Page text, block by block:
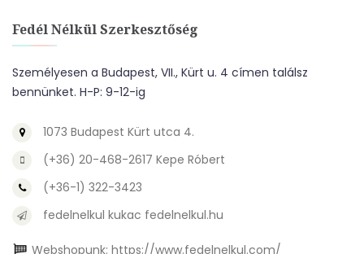
Fedél Nélkül Szerkesztőség
Személyesen a Budapest, VII., Kürt u. 4 címen találsz
bennünket. H-P: 9-12-ig
1073 Budapest Kürt utca 4.
(+36) 20-468-2617 Kepe Róbert
(+36-1) 322-3423
fedelnelkul kukac fedelnelkul.hu
Webshopunk: https://www.fedelnelkul.com/